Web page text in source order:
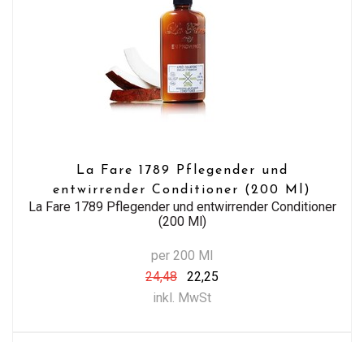
La Fare 1789 Pflegender und
entwirrender Conditioner (200 Ml)
La Fare 1789 Pflegender und entwirrender Conditioner
(200 Ml)
per 200 Ml
24,48
22,25
inkl. MwSt